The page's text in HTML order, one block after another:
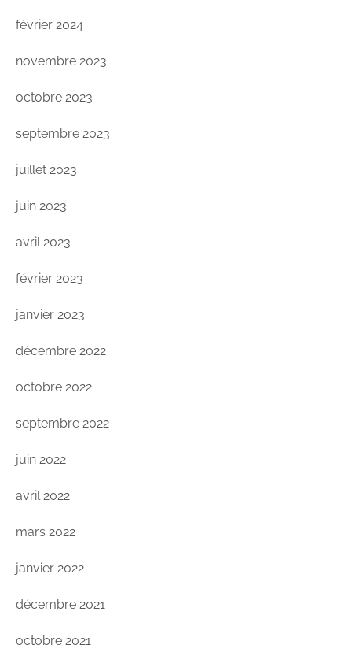
février 2024
novembre 2023
octobre 2023
septembre 2023
juillet 2023
juin 2023
avril 2023
février 2023
janvier 2023
décembre 2022
octobre 2022
septembre 2022
juin 2022
avril 2022
mars 2022
janvier 2022
décembre 2021
octobre 2021